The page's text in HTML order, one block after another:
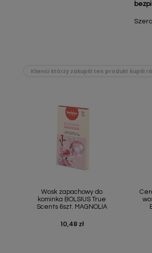
Klienci którzy zakupili ten produkt kupili
Wosk zapachowy do
kominka BOLSIUS True
Scents 6szt. MAGNOLIA
Cena
10,48 zł